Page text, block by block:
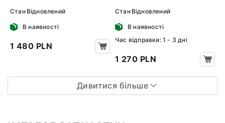
Стан Відновлений
В наявності
1 480 PLN
Стан Відновлений
В наявності
Час відправки: 1 - 3 дні
1 270 PLN
Дивитися більше